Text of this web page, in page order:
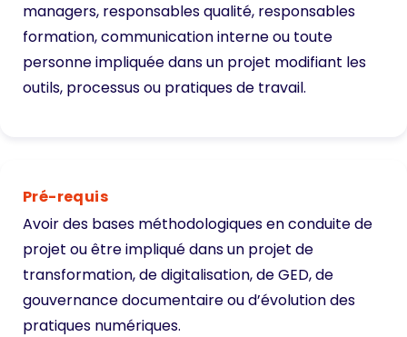
managers, responsables qualité, responsables
formation, communication interne ou toute
personne impliquée dans un projet modifiant les
outils, processus ou pratiques de travail.
Pré-requis
Avoir des bases méthodologiques en conduite de
projet ou être impliqué dans un projet de
transformation, de digitalisation, de GED, de
gouvernance documentaire ou d’évolution des
pratiques numériques.